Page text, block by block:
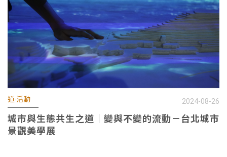
道·活動 2024-08-26
城市與生態共生之道｜變與不變的流動－台北城市
景觀美學展